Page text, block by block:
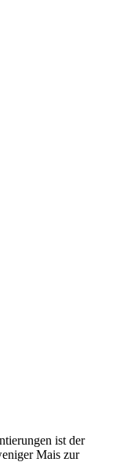
ist der
Mais zur